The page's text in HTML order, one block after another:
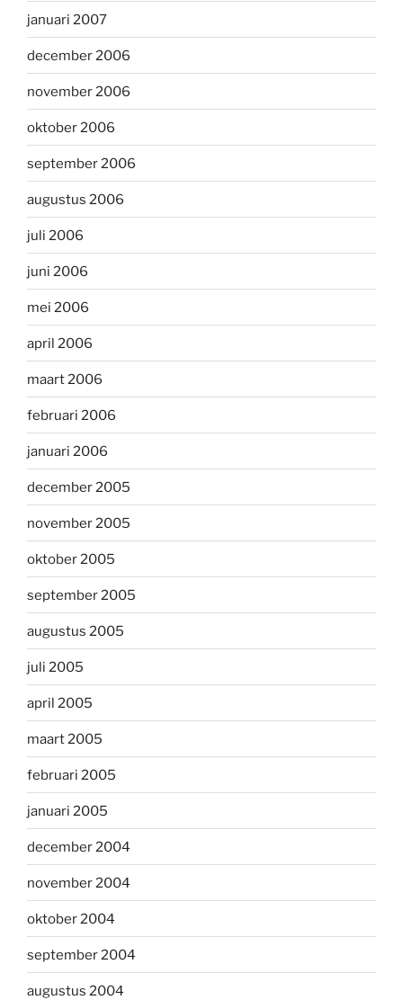
januari 2007
december 2006
november 2006
oktober 2006
september 2006
augustus 2006
juli 2006
juni 2006
mei 2006
april 2006
maart 2006
februari 2006
januari 2006
december 2005
november 2005
oktober 2005
september 2005
augustus 2005
juli 2005
april 2005
maart 2005
februari 2005
januari 2005
december 2004
november 2004
oktober 2004
september 2004
augustus 2004